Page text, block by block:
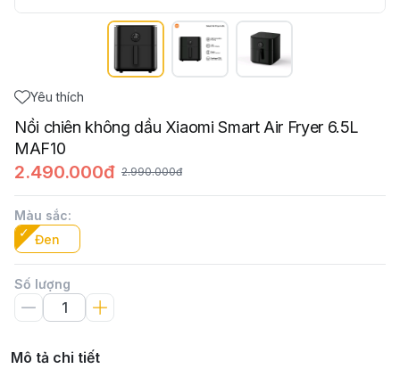
Yêu thích
Nồi chiên không dầu Xiaomi Smart Air Fryer 6.5L
MAF10
2.490.000đ 2.990.000đ
Màu sắc:
Đen
Số lượng
Mô tả chi tiết